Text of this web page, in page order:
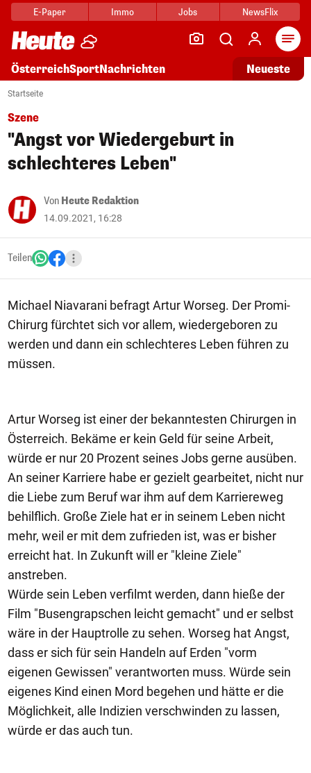
E-Paper Immo Jobs NewsFlix
ÖsterreichSportNachrichten Neueste
Startseite
Szene
"Angst vor Wiedergeburt in
schlechteres Leben"
Von Heute Redaktion
14.09.2021, 16:28
Teilen
Michael Niavarani befragt Artur Worseg. Der Promi-
Chirurg fürchtet sich vor allem, wiedergeboren zu
werden und dann ein schlechteres Leben führen zu
müssen.
Artur Worseg ist einer der bekanntesten Chirurgen in
Österreich. Bekäme er kein Geld für seine Arbeit,
würde er nur 20 Prozent seines Jobs gerne ausüben.
An seiner Karriere habe er gezielt gearbeitet, nicht nur
die Liebe zum Beruf war ihm auf dem Karriereweg
behilflich. Große Ziele hat er in seinem Leben nicht
mehr, weil er mit dem zufrieden ist, was er bisher
erreicht hat. In Zukunft will er "kleine Ziele"
anstreben.
Würde sein Leben verfilmt werden, dann hieße der
Film "Busengrapschen leicht gemacht" und er selbst
wäre in der Hauptrolle zu sehen. Worseg hat Angst,
dass er sich für sein Handeln auf Erden "vorm
eigenen Gewissen" verantworten muss. Würde sein
eigenes Kind einen Mord begehen und hätte er die
Möglichkeit, alle Indizien verschwinden zu lassen,
würde er das auch tun.